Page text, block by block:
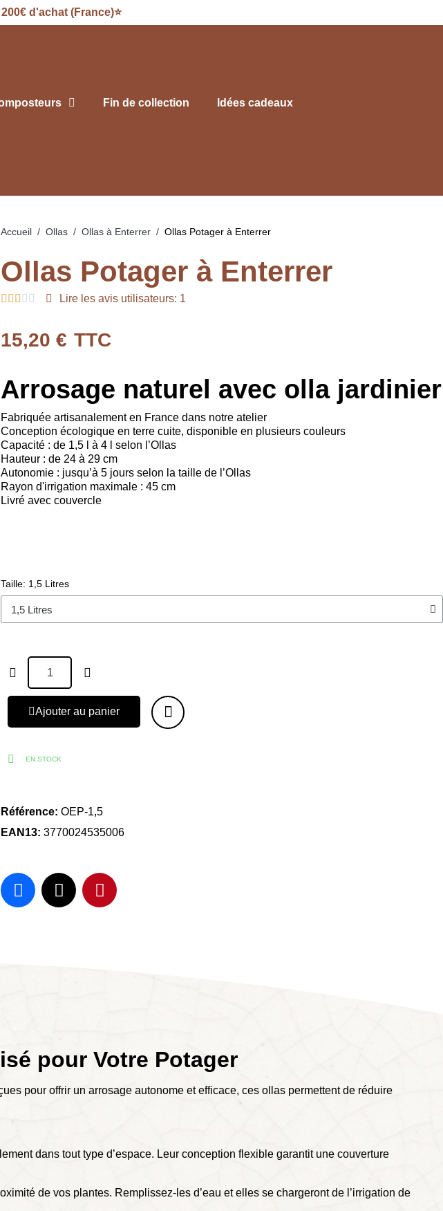
d'achat (France)⭐
Fin de collection Idées cadeaux
Accueil Ollas Ollas à Enterrer Ollas Potager à Enterrer
Ollas Potager à Enterrer
     Lire les avis utilisateurs: 1
15,20 € TTC
Arrosage naturel avec olla jardinier
Fabriquée artisanalement en France dans notre atelier
Conception écologique en terre cuite, disponible en plusieurs couleurs
Capacité : de 1,5 l à 4 l selon l’Ollas
Hauteur : de 24 à 29 cm
Autonomie : jusqu’à 5 jours selon la taille de l’Ollas
Rayon d'irrigation maximale : 45 cm
Livré avec couvercle
Taille 1,5 Litres
Ajouter au panier
EN STOCK
Référence OEP-1,5
EAN13 3770024535006
pour Votre Potager
pour offrir un arrosage autonome et efficace, ces ollas permettent de réduire
dans tout type d’espace. Leur conception flexible garantit une couverture
de vos plantes. Remplissez-les d’eau et elles se chargeront de l’irrigation de